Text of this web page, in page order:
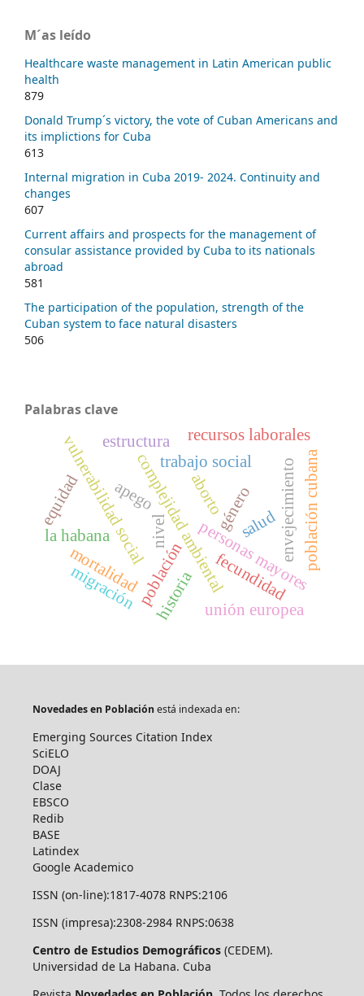
M´as leído
Healthcare waste management in Latin American public
health
879
Donald Trump´s victory, the vote of Cuban Americans and
its implictions for Cuba
613
Internal migration in Cuba 2019- 2024. Continuity and
changes
607
Current affairs and prospects for the management of
consular assistance provided by Cuba to its nationals
abroad
581
The participation of the population, strength of the
Cuban system to face natural disasters
506
Palabras clave
complejidad ambiental
población
vulnerabilidad social trabajo social
personas mayores
envejecimiento
género
estructura
fecundidad
la habana nivel población cubana
mortalidad
migración
aborto
salud
historia
equidad apego
unión europea
recursos laborales
Novedades en Poblaciónestá indexada en:
Emerging Sources Citation Index
SciELO
DOAJ
Clase
EBSCO
Redib
BASE
Latindex
Google Academico
ISSN (on-line):1817-4078 RNPS:2106
ISSN (impresa):2308-2984 RNPS:0638
Centro de Estudios Demográficos(CEDEM).
Universidad de La Habana. Cuba